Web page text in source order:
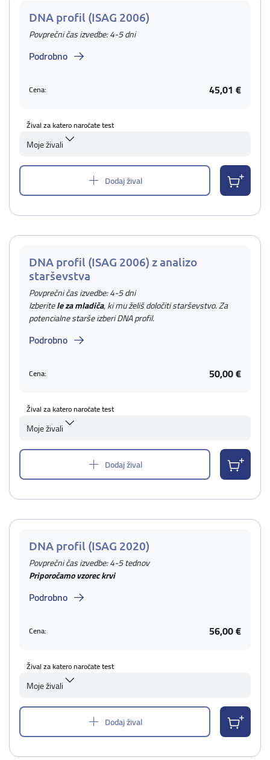
DNA profil (ISAG 2006)
Povprečni čas izvedbe: 4-5 dni
Podrobno
Cena: 45,01 €
Žival za katero naročate test
Moje živali
Dodaj žival
DNA profil (ISAG 2006) z analizo
starševstva
Povprečni čas izvedbe: 4-5 dni
Izberitele za mladiča, ki mu želiš določiti starševstvo. Za
potencialne starše izberi DNA profil.
Podrobno
Cena: 50,00 €
Žival za katero naročate test
Moje živali
Dodaj žival
DNA profil (ISAG 2020)
Povprečni čas izvedbe: 4-5 tednov
Priporočamo vzorec krvi
Podrobno
Cena: 56,00 €
Žival za katero naročate test
Moje živali
Dodaj žival